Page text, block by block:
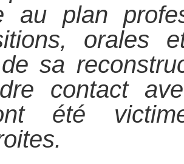
au plan
orales
sa
contact
été